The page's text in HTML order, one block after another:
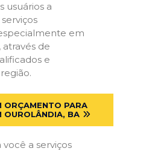
usuários a
em
através de
e
ORÇAMENTO PARA
OUROLÂNDIA, BA
a serviços